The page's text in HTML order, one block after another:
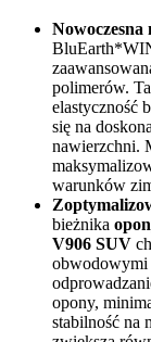
Nowoczesna
polimerów.
elastyczność
się na
nawierzchni.
warunków
bieżnika
V906 SUV
obwodowymi
opony,
stabilność na